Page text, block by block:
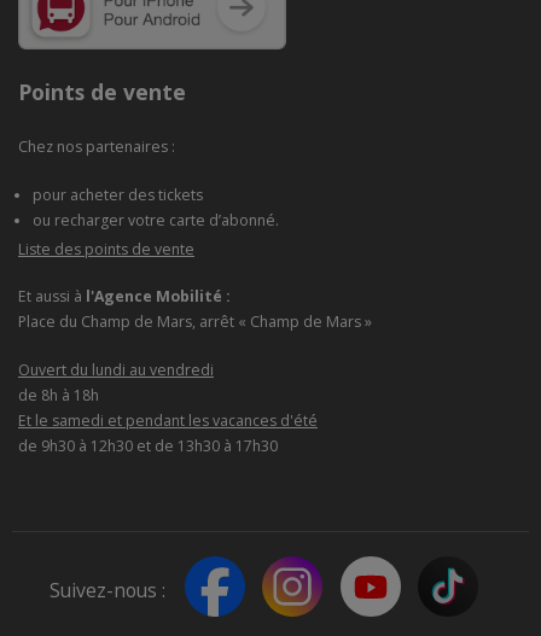
Points de vente
Chez nos partenaires :
pour acheter des tickets
ou recharger votre carte d’abonné.
Liste des points de vente
Et aussi à l'Agence Mobilité :
Place du Champ de Mars, arrêt « Champ de Mars »
Ouvert du lundi au vendredi
de 8h à 18h
Et le samedi et pendant les vacances d'été
de 9h30 à 12h30 et de 13h30 à 17h30
Suivez-nous :